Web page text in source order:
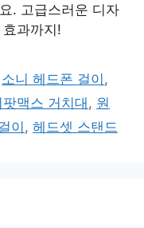
. 고급스러운 디자
과까지!
소니 헤드폰 걸이 ,
팟맥스 거치대 , 원
이, 헤드셋 스탠드